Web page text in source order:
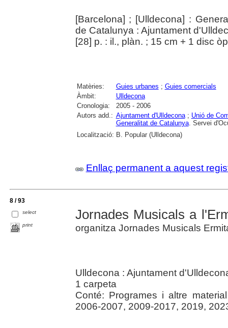
[Barcelona] ; [Ulldecona] :
de Catalunya : Ajuntament
[28] p. : il., plàn. ; 15 cm + 1 disc
Matèries: Guies urbanes ; Guies comercials
Àmbit:
Ulldecona
Cronologia:
2005 - 2006
Autors add.: Ajuntament d'Ulldecona; Unió de
Generalitat de Catalunya. Servei
Localització: B. Popular (Ulldecona)
Enllaç permanent a aquest
8 / 93
select
print
Jornades Musicals a
organitza Jornades Musicals
Ulldecona : Ajuntament
1 carpeta
Conté: Programes i altre
2006-2007, 2009-2017, 2019,